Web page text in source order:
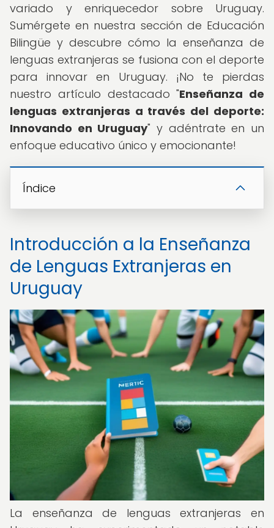
variado y enriquecedor sobre Uruguay.
Sumérgete en nuestra sección de Educación
Bilingüe y descubre cómo la enseñanza de
lenguas extranjeras se fusiona con el deporte
para innovar en Uruguay. ¡No te pierdas
nuestro artículo destacado "Enseñanza de
lenguas extranjeras a través del deporte:
Innovando en Uruguay" y adéntrate en un
enfoque educativo único y emocionante!
Índice
Introducción a la Enseñanza
de Lenguas Extranjeras en
Uruguay
La enseñanza de lenguas extranjeras en